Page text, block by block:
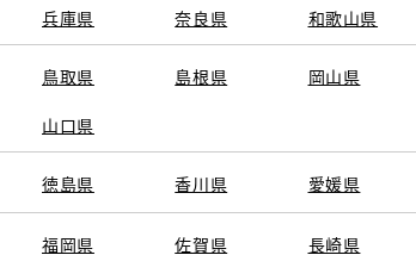
兵庫県 奈良県 和歌山県
鳥取県 島根県 岡山県
山口県
徳島県 香川県 愛媛県
福岡県 佐賀県 長崎県
サービス